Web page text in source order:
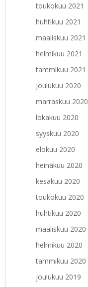
toukokuu 2021
huhtikuu 2021
maaliskuu 2021
helmikuu 2021
tammikuu 2021
joulukuu 2020
marraskuu 2020
lokakuu 2020
syyskuu 2020
elokuu 2020
heinäkuu 2020
kesäkuu 2020
toukokuu 2020
huhtikuu 2020
maaliskuu 2020
helmikuu 2020
tammikuu 2020
joulukuu 2019